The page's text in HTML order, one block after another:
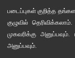
படைப்புகள் குறித்த
குழுவில்
முகவரிக்கு
அனுப்பவும்.